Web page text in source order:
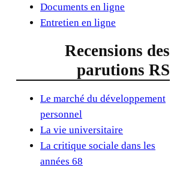
Documents en ligne
Entretien en ligne
Recensions des
parutions RS
Le marché du développement
personnel
La vie universitaire
La critique sociale dans les
années 68